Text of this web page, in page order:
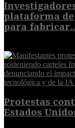
plataforma
para
Protestas
Estados